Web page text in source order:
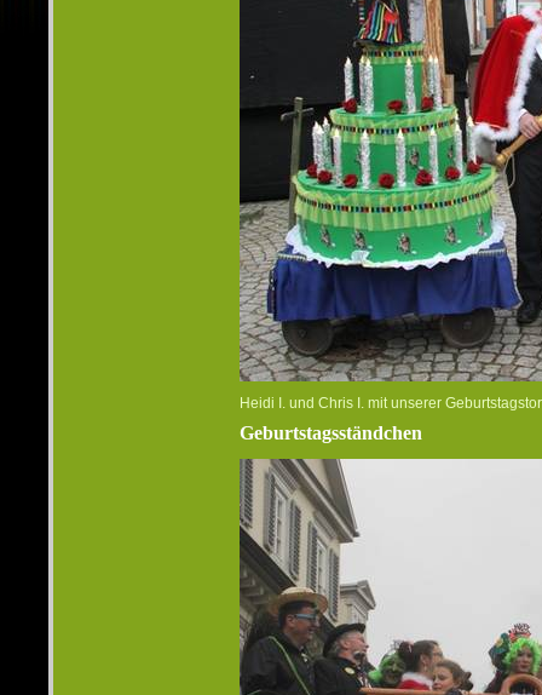
Heidi I. und Chris I. mit unserer
Geburtstagsständchen